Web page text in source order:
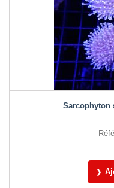
Sarcophyton